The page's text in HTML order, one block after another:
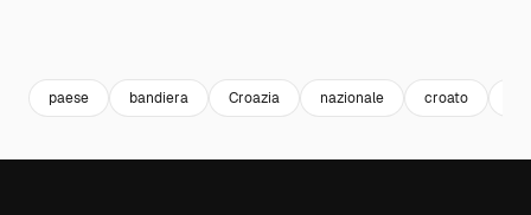
paese bandiera Croazia nazionale croato